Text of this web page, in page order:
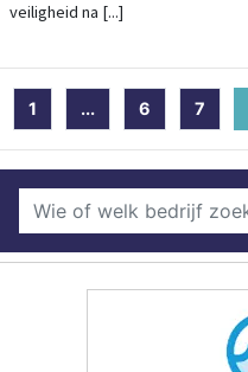
veiligheid na [...]
1 ... 6 7